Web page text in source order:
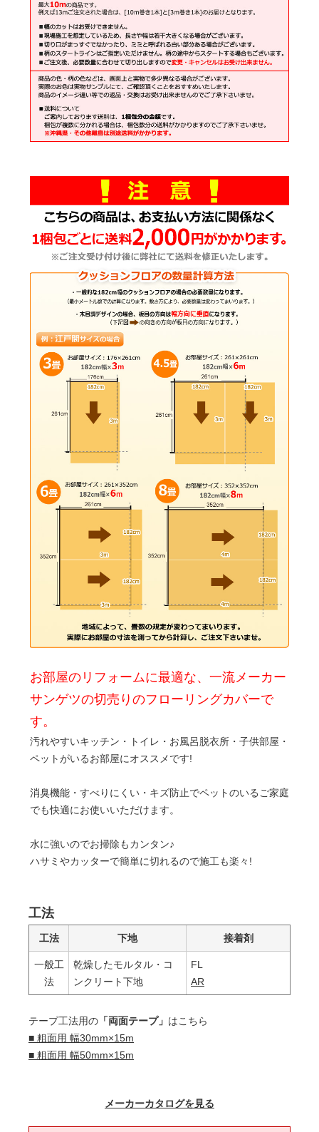
お部屋のリフォームに最適な、一流メーカー
サンゲツの切売りのフローリングカバーで
す。
汚れやすいキッチン・トイレ・お風呂脱衣所・子供部屋・
ペットがいるお部屋にオススメです!
消臭機能・すべりにくい・キズ防止でペットのいるご家庭
でも快適にお使いいただけます。
水に強いのでお掃除もカンタン♪
ハサミやカッターで簡単に切れるので施工も楽々!
工法
工法 下地 接着剤
一般工
法
乾燥したモルタル・コ
ンクリート下地
FL
AR
テープ工法用の 「両面テープ」 はこちら
■ 粗面用 幅30mm×15m
■ 粗面用 幅50mm×15m
メーカーカタログを見る